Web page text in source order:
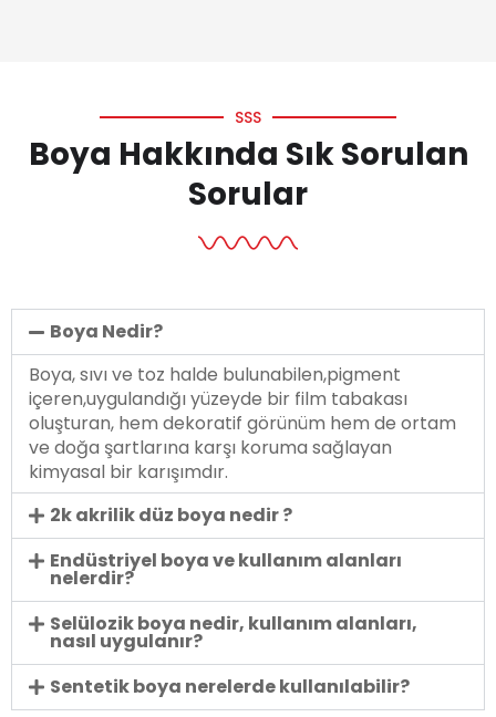
SSS
Boya Hakkında Sık Sorulan
Sorular
Boya Nedir?
Boya, sıvı ve toz halde bulunabilen,pigment
içeren,uygulandığı yüzeyde bir film tabakası
oluşturan, hem dekoratif görünüm hem de ortam
ve doğa şartlarına karşı koruma sağlayan
kimyasal bir karışımdır.
2k akrilik düz boya nedir ?
Endüstriyel boya ve kullanım alanları
nelerdir?
Selülozik boya nedir, kullanım alanları,
nasıl uygulanır?
Sentetik boya nerelerde kullanılabilir?